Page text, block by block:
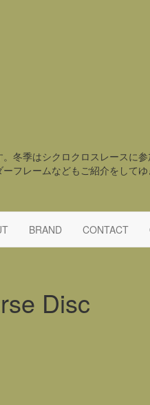
冬季はシクロクロスレースに参
フレームなどもご紹介をして
BRAND CONTACT
Disc